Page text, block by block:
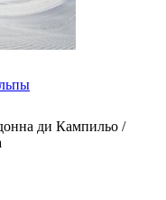
ди Кампильо /